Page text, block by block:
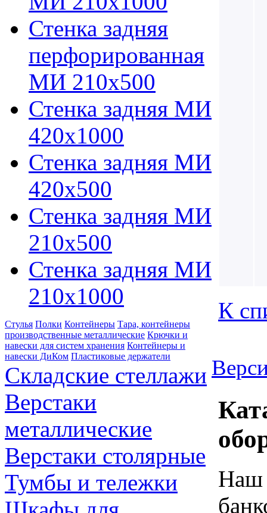
Стенка задняя
перфорированная
МИ 210х500
Стенка задняя МИ
420х1000
Стенка задняя МИ
420х500
Стенка задняя МИ
210х500
Стенка задняя МИ
210х1000
Стулья Полки Контейнеры Тара, контейнеры
производственные металлические Крючки и
навески для систем хранения Контейнеры и
навески ДиКом Пластиковые держатели
Складские стеллажи
Верстаки
металлические
Верстаки столярные
Тумбы и тележки
К
Наш